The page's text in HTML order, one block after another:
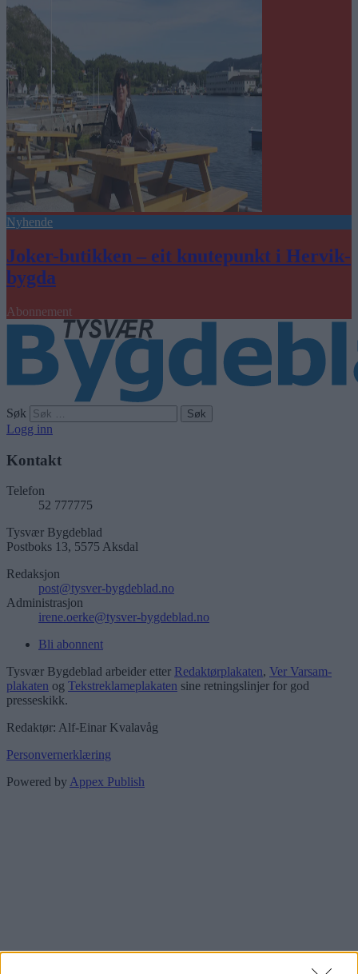
Nyhende
Joker-butikken – eit knutepunkt i Hervik-
bygda
Abonnement
Søk
Logg inn
Kontakt
Telefon
52 777775
Tysvær Bygdeblad
Postboks 13, 5575 Aksdal
Redaksjon
post@tysver-bygdeblad.no
Administrasjon
irene.oerke@tysver-bygdeblad.no
Bli abonnent
Tysvær Bygdeblad arbeider etter Redaktørplakaten, Ver Varsam-
plakaten og Tekstreklameplakaten sine retningslinjer for god
presseskikk.
Redaktør: Alf-Einar Kvalavåg
Personvernerklæring
Powered byAppex Publish